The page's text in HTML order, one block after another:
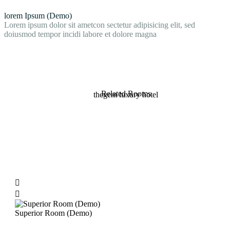
lorem Ipsum (Demo)
Lorem ipsum dolor sit ametcon sectetur adipisicing elit, sed
doiusmod tempor incidi labore et dolore magna
thegem luxury hotel
Related Rooms


Superior Room (Demo)